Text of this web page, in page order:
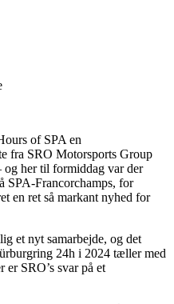
of SPA en
fra SRO Motorsports Group
her til formiddag var der
SPA-Francorchamps, for
en ret så markant nyhed for
et nyt samarbejde, og det
24h i 2024 tæller med
SRO’s svar på et